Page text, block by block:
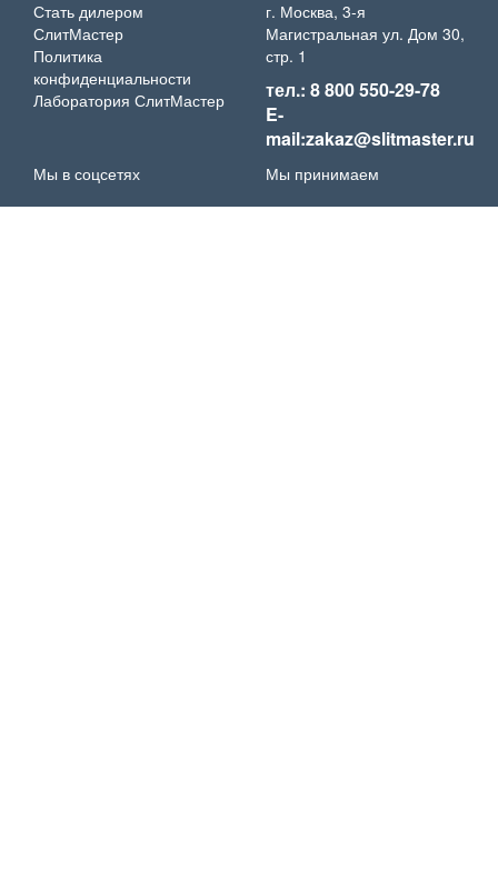
Стать дилером
СлитМастер
Политика
конфиденциальности
Лаборатория СлитМастер
г. Москва, 3-я
Магистральная ул. Дом 30,
стр. 1
тел.: 8 800 550-29-78
E-
mail:zakaz@slitmaster.ru
Мы в соцсетях Мы принимаем